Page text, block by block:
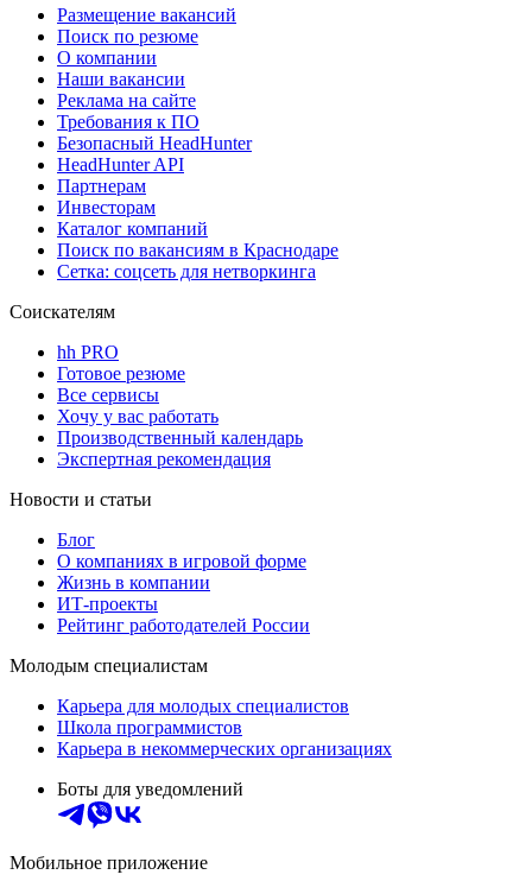
Размещение вакансий
Поиск по резюме
О компании
Наши вакансии
Реклама на сайте
Требования к ПО
Безопасный HeadHunter
HeadHunter API
Партнерам
Инвесторам
Каталог компаний
Поиск по вакансиям в Краснодаре
Сетка: соцсеть для нетворкинга
Соискателям
hh PRO
Готовое резюме
Все сервисы
Хочу у вас работать
Производственный календарь
Экспертная рекомендация
Новости и статьи
Блог
О компаниях в игровой форме
Жизнь в компании
ИТ-проекты
Рейтинг работодателей России
Молодым специалистам
Карьера для молодых специалистов
Школа программистов
Карьера в некоммерческих организациях
Боты для уведомлений
Мобильное приложение